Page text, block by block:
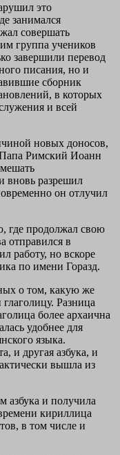
это
занимался
совершать
группа учеников
завершили перевод
писания, но и
сборник
в которых
и всей
новых доносов,
Римский Иоанн
вновь разрешил
он отлучил
где продолжал свою
отправился в
работу, но вскоре
по имени Горазд.
о том, какую же
Разница
более архаична
удобнее для
языка.
и другая азбука, и
вышла из
азбука и получила
кириллица
в том числе и